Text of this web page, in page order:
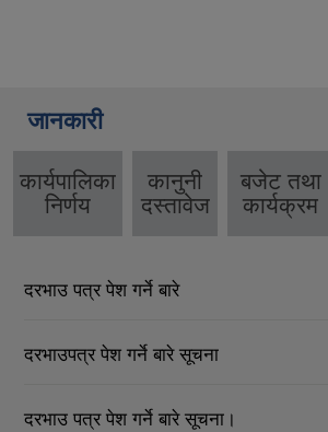
जानकारी
कार्यपालिका
निर्णय
कानुनी
दस्तावेज
बजेट तथा
कार्यक्रम
दरभाउ पत्र पेश गर्ने बारे
दरभाउपत्र पेश गर्ने बारे सूचना
दरभाउ पत्र पेश गर्ने बारे सूचना।